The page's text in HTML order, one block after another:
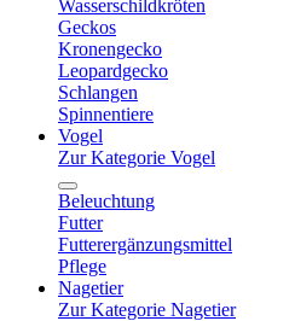
Wasserschildkröten
Geckos
Kronengecko
Leopardgecko
Schlangen
Spinnentiere
Vogel
Zur Kategorie Vogel
Beleuchtung
Futter
Futterergänzungsmittel
Pflege
Nagetier
Zur Kategorie Nagetier